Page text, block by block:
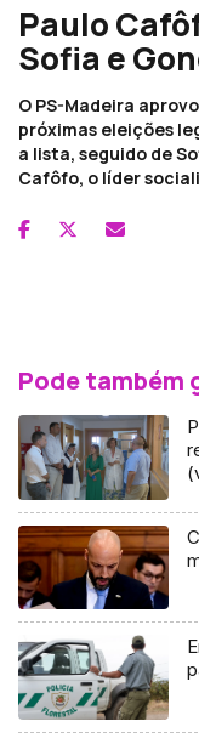
Paulo
Sofia e
O PS-Madeira
próximas eleições
a lista, seguido de
Cafôfo, o líder
Pode também